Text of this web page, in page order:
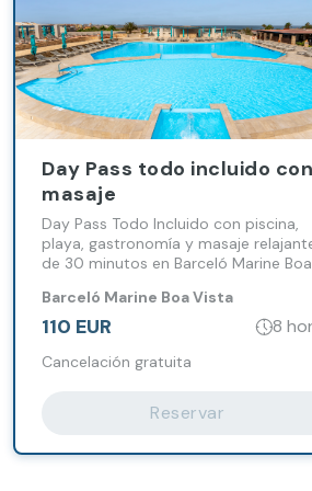
Day Pass todo incluido con
masaje
Day Pass Todo Incluido con piscina,
playa, gastronomía y masaje
de 30 minutos en Barceló Marine Boa
Barceló Marine Boa Vista
110 EUR 8
Cancelación gratuita
Reservar